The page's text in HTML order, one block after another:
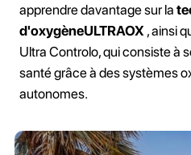
apprendre davantage sur la
d'oxygèneULTRAOX , ainsi
Ultra Controlo, qui consiste à
santé grâce à des systèmes
autonomes.